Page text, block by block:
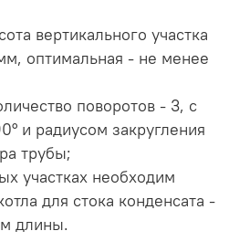
вертикального участка
оптимальная - не менее
поворотов - 3, с
и радиусом закругления
трубы;
участках необходим
для стока конденсата -
длины.